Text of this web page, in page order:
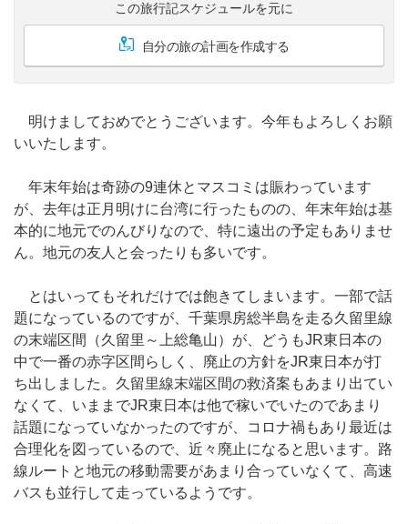
この旅行記スケジュールを元に
自分の旅の計画を作成する
明けましておめでとうございます。今年もよろしくお願
いいたします。
年末年始は奇跡の9連休とマスコミは賑わっています
が、去年は正月明けに台湾に行ったものの、年末年始は基
本的に地元でのんびりなので、特に遠出の予定もありませ
ん。地元の友人と会ったりも多いです。
とはいってもそれだけでは飽きてしまいます。一部で話
題になっているのですが、千葉県房総半島を走る久留里線
の末端区間（久留里～上総亀山）が、どうもJR東日本の
中で一番の赤字区間らしく、廃止の方針をJR東日本が打
ち出しました。久留里線末端区間の救済案もあまり出てい
なくて、いままでJR東日本は他で稼いでいたのであまり
話題になっていなかったのですが、コロナ禍もあり最近は
合理化を図っているので、近々廃止になると思います。路
線ルートと地元の移動需要があまり合っていなくて、高速
バスも並行して走っているようです。